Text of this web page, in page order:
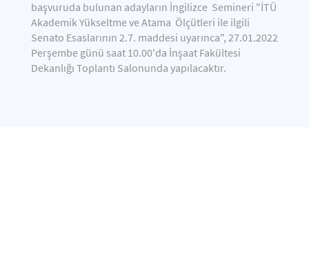
başvuruda bulunan adayların İngilizce Semineri "İTÜ
Akademik Yükseltme ve Atama Ölçütleri ile ilgili
Senato Esaslarının 2.7. maddesi uyarınca", 27.01.2022
Perşembe günü saat 10.00'da İnşaat Fakültesi
Dekanlığı Toplantı Salonunda yapılacaktır.